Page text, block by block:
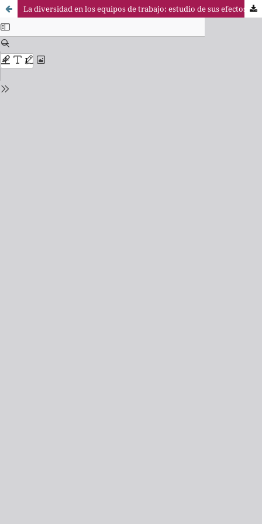
La diversidad en los equipos de trabajo: estudio de sus efectos y factores moderadores